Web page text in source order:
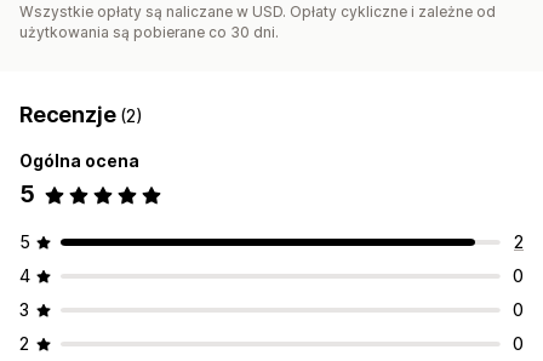
Wszystkie opłaty są naliczane w USD. Opłaty cykliczne i zależne od
użytkowania są pobierane co 30 dni.
Recenzje (2)
Ogólna ocena
5
5
2
4
0
3
0
2
0